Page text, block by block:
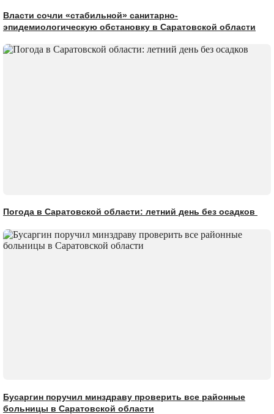
Власти сочли «стабильной» санитарно-
эпидемиологическую обстановку в Саратовской области
Погода в Саратовской области: летний день без осадков
Бусаргин поручил минздраву проверить все районные
больницы в Саратовской области